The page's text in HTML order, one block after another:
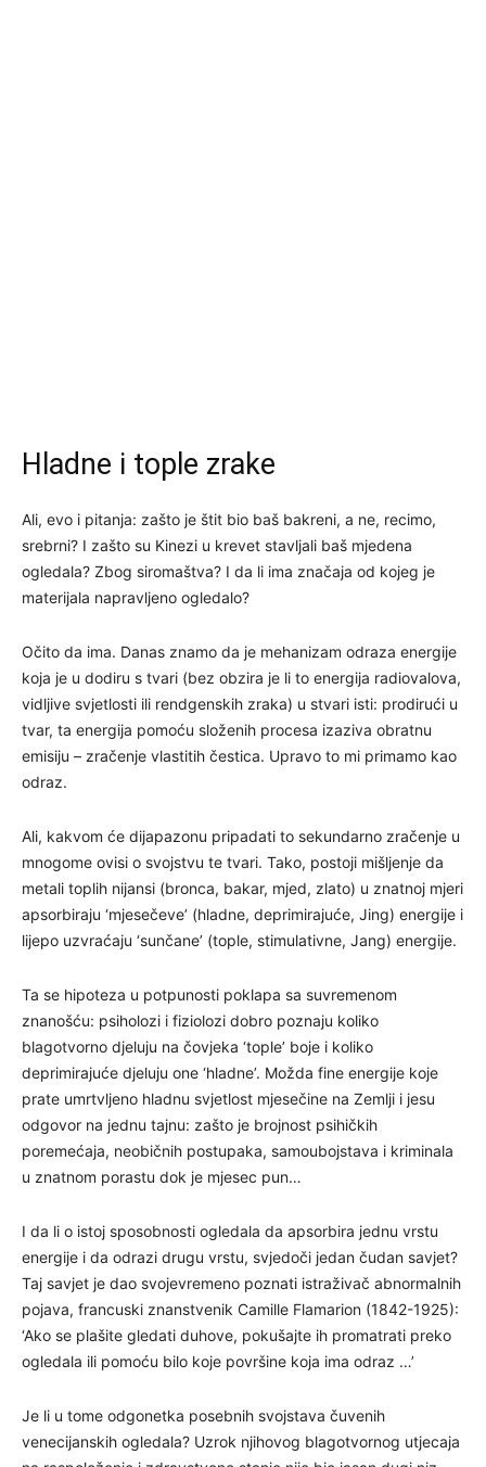
Hladne i tople zrake
Ali, evo i pitanja: zašto je štit bio baš bakreni, a ne, recimo,
srebrni? I zašto su Kinezi u krevet stavljali baš mjedena
ogledala? Zbog siromaštva? I da li ima značaja od kojeg je
materijala napravljeno ogledalo?
Očito da ima. Danas znamo da je mehanizam odraza energije
koja je u dodiru s tvari (bez obzira je li to energija radiovalova,
vidljive svjetlosti ili rendgenskih zraka) u stvari isti: prodirući u
tvar, ta energija pomoću složenih procesa izaziva obratnu
emisiju – zračenje vlastitih čestica. Upravo to mi primamo kao
odraz.
Ali, kakvom će dijapazonu pripadati to sekundarno zračenje u
mnogome ovisi o svojstvu te tvari. Tako, postoji mišljenje da
metali toplih nijansi (bronca, bakar, mjed, zlato) u znatnoj mjeri
apsorbiraju ‘mjesečeve’ (hladne, deprimirajuće, Jing) energije i
lijepo uzvraćaju ‘sunčane’ (tople, stimulativne, Jang) energije.
Ta se hipoteza u potpunosti poklapa sa suvremenom
znanošću: psiholozi i fiziolozi dobro poznaju koliko
blagotvorno djeluju na čovjeka ‘tople’ boje i koliko
deprimirajuće djeluju one ‘hladne’. Možda fine energije koje
prate umrtvljeno hladnu svjetlost mjesečine na Zemlji i jesu
odgovor na jednu tajnu: zašto je brojnost psihičkih
poremećaja, neobičnih postupaka, samoubojstava i kriminala
u znatnom porastu dok je mjesec pun…
I da li o istoj sposobnosti ogledala da apsorbira jednu vrstu
energije i da odrazi drugu vrstu, svjedoči jedan čudan savjet?
Taj savjet je dao svojevremeno poznati istraživač abnormalnih
pojava, francuski znanstvenik Camille Flamarion (1842-1925):
‘Ako se plašite gledati duhove, pokušajte ih promatrati preko
ogledala ili pomoću bilo koje površine koja ima odraz …’
Je li u tome odgonetka posebnih svojstava čuvenih
venecijanskih ogledala? Uzrok njihovog blagotvornog utjecaja